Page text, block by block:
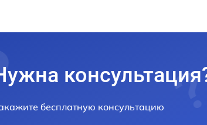
бесплатную консультацию